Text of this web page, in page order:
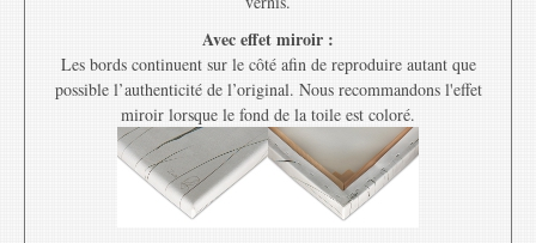
Avec effet miroir :
Les bords continuent sur le côté afin de reproduire autant que
possible l’authenticité de l’original. Nous recommandons l'effet
miroir lorsque le fond de la toile est coloré.